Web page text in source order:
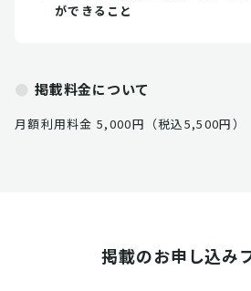
ができること
掲載料金について
月額利用料金 5,000円（税込5,500円）
掲載のお申し込み